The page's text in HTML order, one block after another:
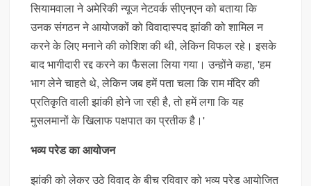
सियामवाला ने अमेरिकी न्यूज नेटवर्क सीएनएन को बताया कि
उनक संगठन ने आयोजकों को विवादास्पद झांकी को शामिल न
करने के लिए मनाने की कोशिश की थी, लेकिन विफल रहे। इसके
बाद भागीदारी रद्द करने का फैसला लिया गया। उन्होंने कहा, 'हम
भाग लेने चाहते थे, लेकिन जब हमें पता चला कि राम मंदिर की
प्रतिकृति वाली झांकी होने जा रही है, तो हमें लगा कि यह
मुसलमानों के खिलाफ पक्षपात का प्रतीक है।'
भव्य परेड का आयोजन
झांकी को लेकर उठे विवाद के बीच रविवार को भव्य परेड आयोजित